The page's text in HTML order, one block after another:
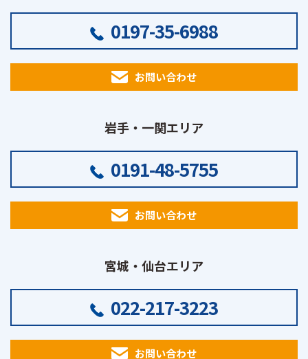
0197-35-6988
お問い合わせ
岩手・一関エリア
0191-48-5755
お問い合わせ
宮城・仙台エリア
022-217-3223
お問い合わせ